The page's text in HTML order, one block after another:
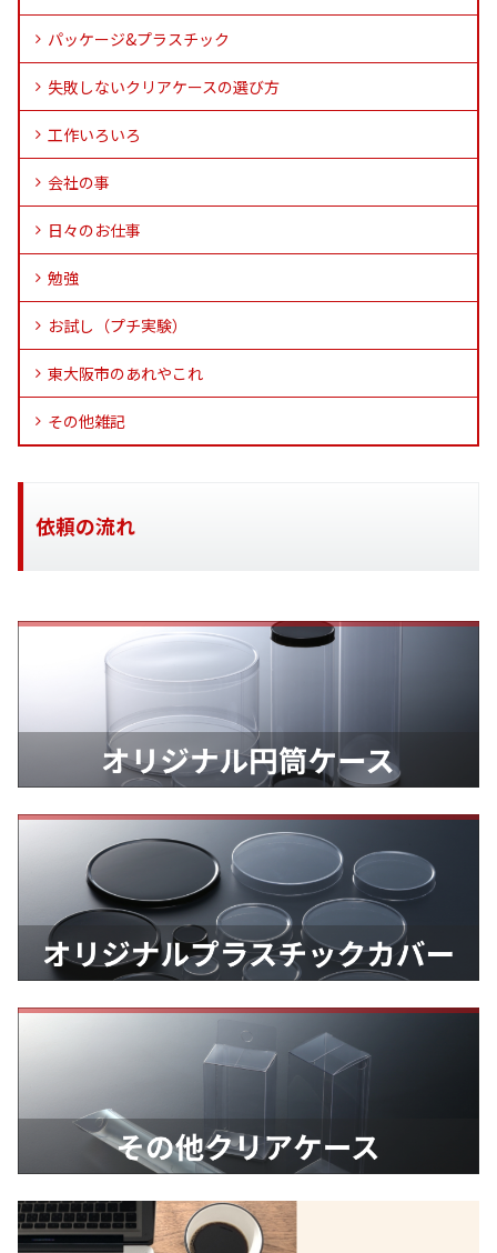
パッケージ&プラスチック
失敗しないクリアケースの選び方
工作いろいろ
会社の事
日々のお仕事
勉強
お試し（プチ実験）
東大阪市のあれやこれ
その他雑記
依頼の流れ